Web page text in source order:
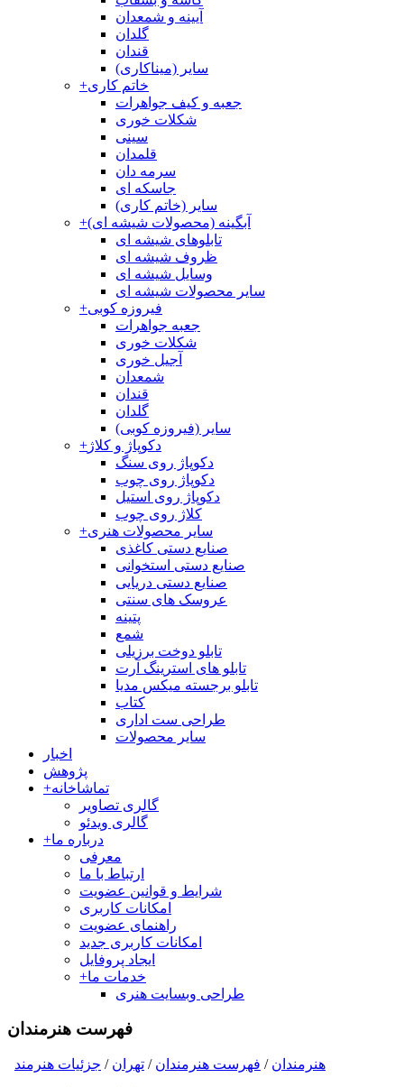
آیینه و شمعدان
گلدان
قندان
سایر (میناکاری)
+خاتم کاری
جعبه و کیف جواهرات
شکلات خوری
سینی
قلمدان
سرمه دان
جاسکه ای
سایر (خاتم کاری)
+آبگینه (محصولات شیشه ای)
تابلوهای شیشه ای
ظروف شیشه ای
وسایل شیشه ای
سایر محصولات شیشه ای
+فیروزه کوبی
جعبه جواهرات
شکلات خوری
آجیل خوری
شمعدان
قندان
گلدان
سایر (فیروزه کوبی)
+دکوپاژ و کلاژ
دکوپاژ روی سنگ
دکوپاژ روی چوب
دکوپاژ روی استیل
کلاژ روی چوب
+سایر محصولات هنری
صنایع دستی کاغذی
صنایع دستی استخوانی
صنایع دستی دریایی
عروسک های سنتی
پتینه
شمع
تابلو دوخت برزیلی
تابلو های استرینگ آرت
تابلو برجسته میکس مدیا
کتاب
طراحی ست اداری
سایر محصولات
اخبار
پژوهش
+تماشاخانه
گالری تصاویر
گالری ویدئو
+درباره ما
معرفی
ارتباط با ما
شرایط و قوانین عضویت
امکانات کاربری
راهنمای عضویت
امکانات کاربری جدید
ایجاد پروفایل
+خدمات ما
طراحی وبسایت هنری
فهرست هنرمندان
هنرمندان / فهرست هنرمندان / تهران / جزئیات هنرمند